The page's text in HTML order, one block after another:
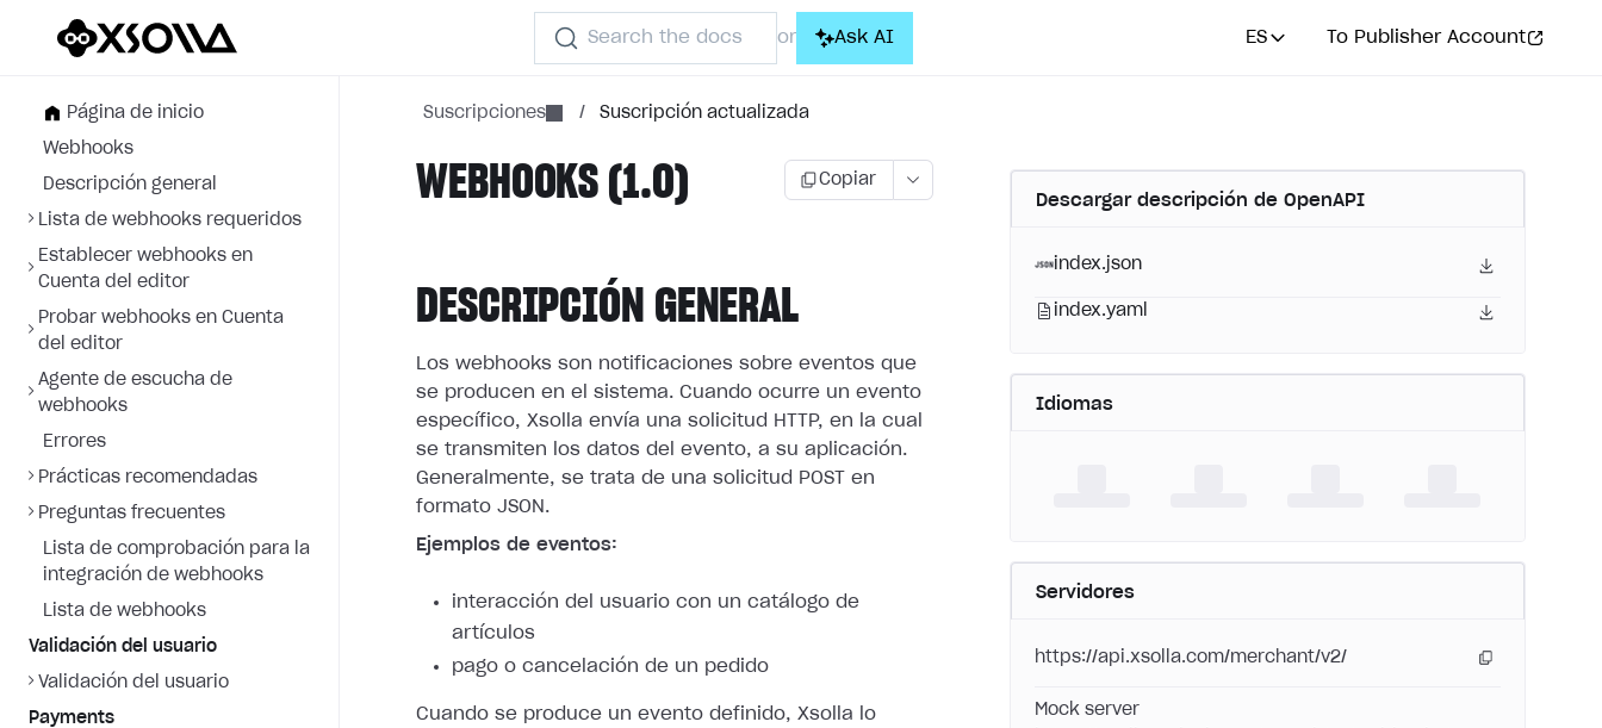
Search the docs or Ask AI ES To Publisher Account
Página de inicio
Webhooks
Descripción general
Lista de webhooks requeridos
Establecer webhooks en
Cuenta del editor
Probar webhooks en Cuenta
del editor
Agente de escucha de
webhooks
Errores
Prácticas recomendadas
Preguntas frecuentes
Lista de comprobación para la
integración de webhooks
Lista de webhooks
Validación del usuario
Validación del usuario
Payments
Suscripciones / Suscripción actualizada
WEBHOOKS (1.0) Copiar
DESCRIPCIÓN GENERAL
Los webhooks son notificaciones sobre eventos que
se producen en el sistema. Cuando ocurre un evento
específico, Xsolla envía una solicitud HTTP, en la cual
se transmiten los datos del evento, a su aplicación.
Generalmente, se trata de una solicitud POST en
formato JSON.
Ejemplos de eventos:
interacción del usuario con un catálogo de
artículos
pago o cancelación de un pedido
Cuando se produce un evento definido, Xsolla lo
Descargar descripción de OpenAPI
index.json
index.yaml
Idiomas
Servidores
https://api.xsolla.com/merchant/v2/
Mock server